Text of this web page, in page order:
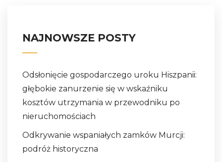
NAJNOWSZE POSTY
Odsłonięcie gospodarczego uroku Hiszpanii:
głębokie zanurzenie się w wskaźniku
kosztów utrzymania w przewodniku po
nieruchomościach
Odkrywanie wspaniałych zamków Murcji:
podróż historyczna